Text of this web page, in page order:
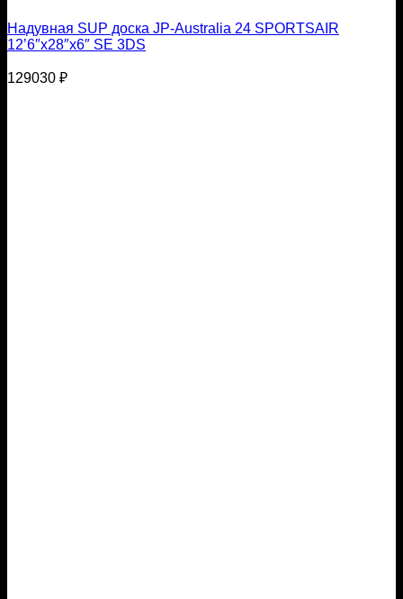
Надувная SUP доска JP-Australia 24 SPORTSAIR
12’6″x28″x6″ SE 3DS
129030 ₽